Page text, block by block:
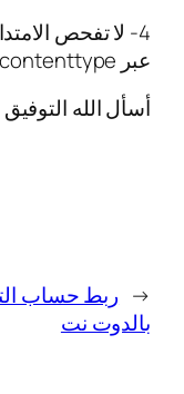
4- لا تفحص
عبر contenttype
أسأل الله التوفيق
← ربط حساب
بالدوت نت